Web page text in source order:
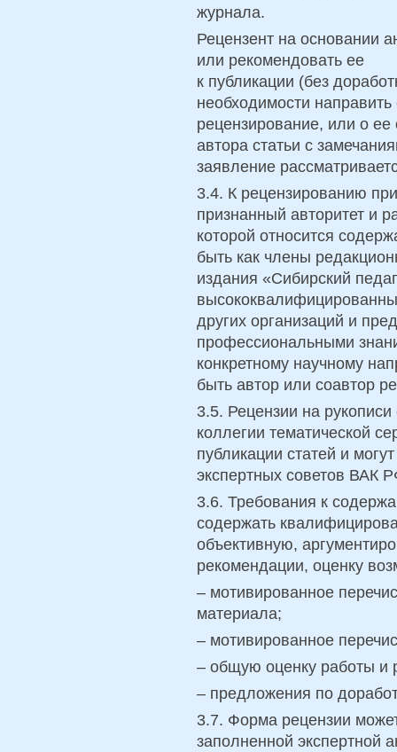
журнала.
Рецензент на основании
или рекомендовать ее
к публикации (без
необходимости
рецензирование, или о ее
автора статьи с
заявление
3.4. К рецензированию
признанный авторитет и
которой относится
быть как члены
издания «Сибирский
других организаций и
профессиональными
конкретному научному
быть автор или соавтор
3.5. Рецензии на
коллегии тематической
публикации статей и
экспертных советов ВАК
3.6. Требования к
содержать
объективную,
рекомендации, оценку
– мотивированное
материала;
– мотивированное
– общую оценку работы и
– предложения по
3.7. Форма рецензии
заполненной экспертной